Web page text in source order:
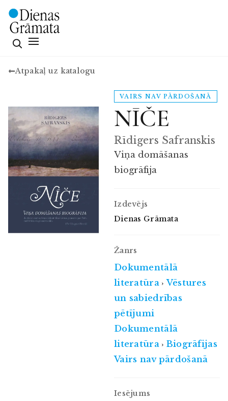
Atpakaļ uz katalogu
VAIRS NAV PĀRDOŠANĀ
NĪČE
Rīdigers Safranskis
Viņa domāšanas
biogrāfija
Izdevējs
Dienas Grāmata
Žanrs
Dokumentālā
literatūra› Vēstures
un sabiedrības
pētījumi
Dokumentālā
literatūra› Biogrāfijas
Vairs nav pārdošanā
Iesējums